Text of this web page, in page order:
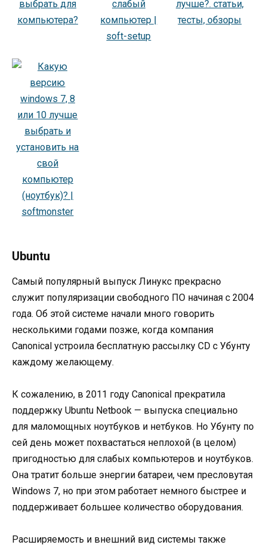
Ubuntu
Самый популярный выпуск Линукс прекрасно
служит популяризации свободного ПО начиная с 2004
года. Об этой системе начали много говорить
несколькими годами позже, когда компания
Canonical устроила бесплатную рассылку CD с Убунту
каждому желающему.
К сожалению, в 2011 году Canonical прекратила
поддержку Ubuntu Netbook — выпуска специально
для маломощных ноутбуков и нетбуков. Но Убунту по
сей день может похвастаться неплохой (в целом)
пригодностью для слабых компьютеров и ноутбуков.
Она тратит больше энергии батареи, чем пресловутая
Windows 7, но при этом работает немного быстрее и
поддерживает большее количество оборудования.
Расширяемость и внешний вид системы также